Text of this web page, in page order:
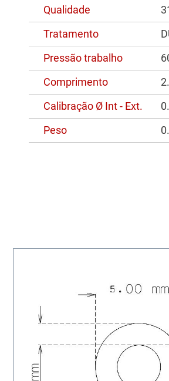
Qualidade
Tratamento
Pressão trabalho
Comprimento
Calibração Ø Int - Ext.
Peso